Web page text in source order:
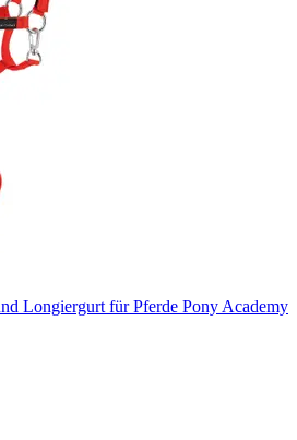
Longiergurt für Pferde Pony Academy